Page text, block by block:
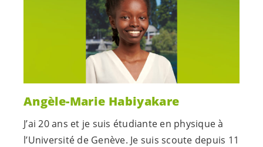
Angèle-Marie Habiyakare
J’ai 20 ans et je suis étudiante en physique à
l’Université de Genève. Je suis scoute depuis 11